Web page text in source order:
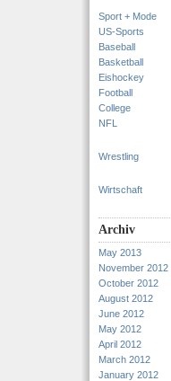
Sport + Mode
US-Sports
Baseball
Basketball
Eishockey
Football
College
NFL
Wrestling
Wirtschaft
Archiv
May 2013
November 2012
October 2012
August 2012
June 2012
May 2012
April 2012
March 2012
January 2012